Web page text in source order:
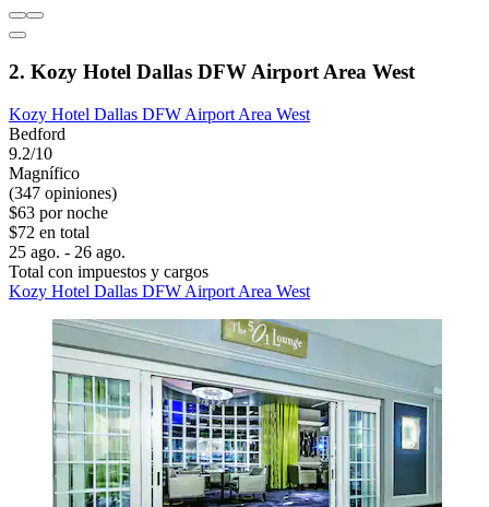
2. Kozy Hotel Dallas DFW Airport Area West
Kozy Hotel Dallas DFW Airport Area West
Bedford
9.2/10
Magnífico
(347 opiniones)
$63 por noche
$72 en total
25 ago. - 26 ago.
Total con impuestos y cargos
Kozy Hotel Dallas DFW Airport Area West